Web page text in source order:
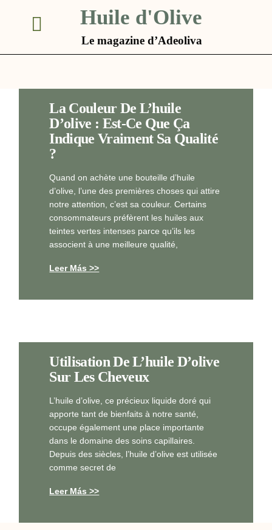
Huile d'Olive
Le magazine d’Adeoliva
La Couleur De L’huile
D’olive : Est-Ce Que Ça
Indique Vraiment Sa Qualité
?
Quand on achète une bouteille d’huile
d’olive, l’une des premières choses qui attire
notre attention, c’est sa couleur. Certains
consommateurs préfèrent les huiles aux
teintes vertes intenses parce qu’ils les
associent à une meilleure qualité,
Leer Más >>
Utilisation De L’huile D’olive
Sur Les Cheveux
L’huile d’olive, ce précieux liquide doré qui
apporte tant de bienfaits à notre santé,
occupe également une place importante
dans le domaine des soins capillaires.
Depuis des siècles, l’huile d’olive est utilisée
comme secret de
Leer Más >>